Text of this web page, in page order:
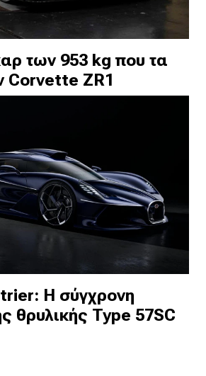
των 953 kg που τα
Corvette ZR1
Η σύγχρονη
θρυλικής Type 57SC